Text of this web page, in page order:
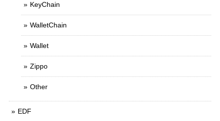
KeyChain
WalletChain
Wallet
Zippo
Other
EDF